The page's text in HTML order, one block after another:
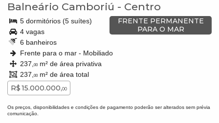
Balneário Camboriú - Centro
FRENTE PERMANENTE
PARA O MAR
5 dormitórios (5 suítes)
4 vagas
6 banheiros
Frente para o mar - Mobiliado
237, 00m² de área privativa
237, 00m² de área total
R$ 15.000.000,00
Os preços, disponibilidades e condições de pagamento poderão ser alterados sem prévia
comunicação.